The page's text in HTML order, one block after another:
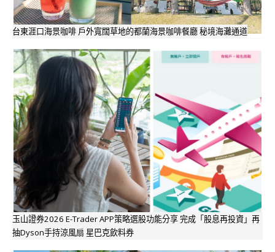
台東涯口海景咖啡 戶外寬闊草地的都蘭海景咖啡餐廳 秘境海灘通道
玉山證券2026 E-Trader APP策略選股功能分享 完成「股息再投資」再
抽Dyson手持涼風扇 星巴克飲料券